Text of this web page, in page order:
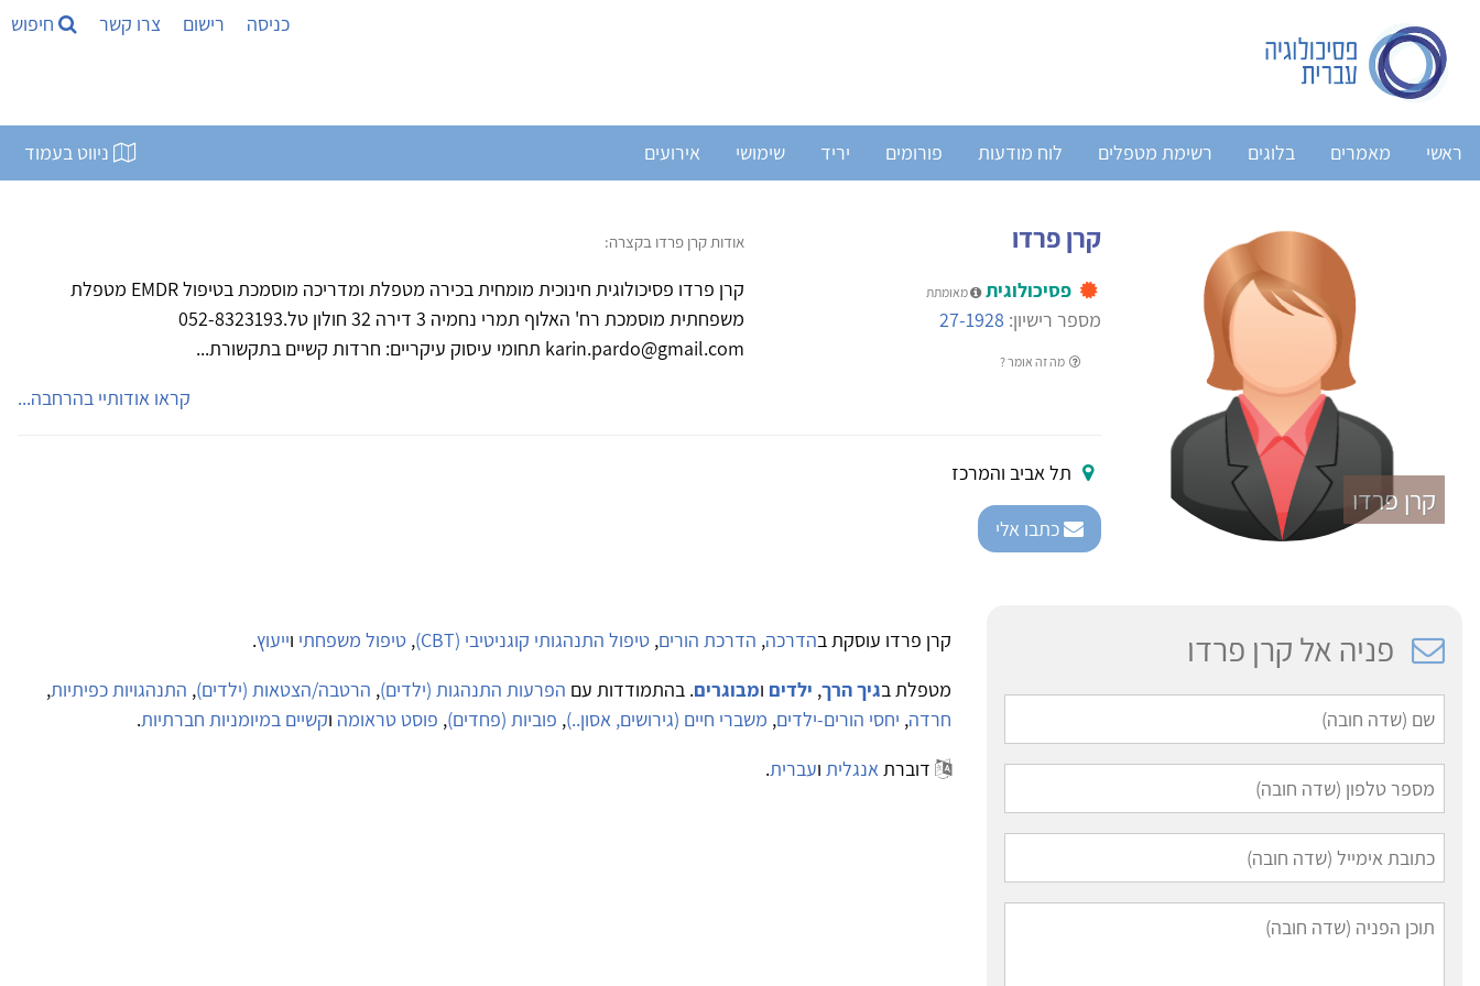
כניסה רישום צרו קשר חיפוש
ראשי מאמרים בלוגים רשימת מטפלים לוח מודעות פורומים יריד שימושי אירועים ניווט בעמוד
קרן פרדו
קרן פרדו
פסיכולוגית מאומתת
מספר רישיון: 27-1928
מה זה אומר ?
אודות קרן פרדו בקצרה:
קרן פרדו פסיכולוגית חינוכית מומחית בכירה מטפלת ומדריכה מוסמכת בטיפול EMDR מטפלת
משפחתית מוסמכת רח' האלוף תמרי נחמיה 3 דירה 32 חולון טל.052-8323193
karin.pardo@gmail.com תחומי עיסוק עיקריים: חרדות קשיים בתקשורת...
קראו אודותיי בהרחבה...
תל אביב והמרכז
כתבו אלי
פניה אל קרן פרדו קרן פרדו עוסקת בהדרכה, הדרכת הורים, טיפול התנהגותי קוגניטיבי (CBT) , טיפול משפחתי וייעוץ.
מטפלת בגיך הרך, ילדים ומבוגרים. בהתמודדות עם הפרעות התנהגות (ילדים), הרטבה/הצטאות (ילדים), התנהגויות כפיתיות,
חרדה, יחסי הורים-ילדים, משברי חיים (גירושים, אסון..), פוביות (פחדים), פוסט טראומה וקשיים במיומניות חברתיות.
דוברתאנגלית ועברית.